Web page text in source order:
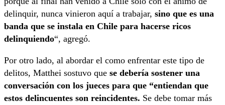
delinquir, nunca vinieron aquí a trabajar, sino que es una
banda que se instala en Chile para hacerse ricos
delinquiendo“, agregó.
Por otro lado, al abordar el como enfrentar este tipo de
delitos, Matthei sostuvo que se debería sostener una
conversación con los jueces para que “entiendan que
estos delincuentes son reincidentes. Se debe tomar más